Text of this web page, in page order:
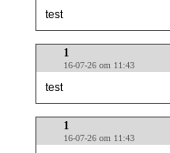
test
1
16-07-26 om 11:43
test
1
16-07-26 om 11:43